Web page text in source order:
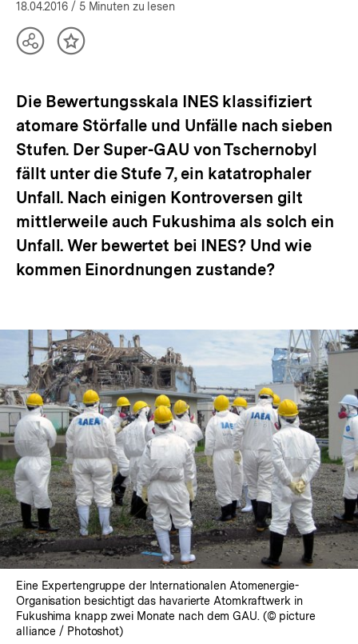
öffnen
18.04.2016 / 5 Minuten zu lesen
TeilenInhalt
Die Bewertungsskala INES klassifiziert
atomare Störfalle und Unfälle nach sieben
Stufen. Der Super-GAU von Tschernobyl
fällt unter die Stufe 7, ein katatrophaler
Unfall. Nach einigen Kontroversen gilt
mittlerweile auch Fukushima als solch ein
Unfall. Wer bewertet bei INES? Und wie
kommen Einordnungen zustande?
Eine Expertengruppe der Internationalen Atomenergie-
Organisation besichtigt das havarierte Atomkraftwerk in
Fukushima knapp zwei Monate nach dem GAU. (© picture
alliance / Photoshot)